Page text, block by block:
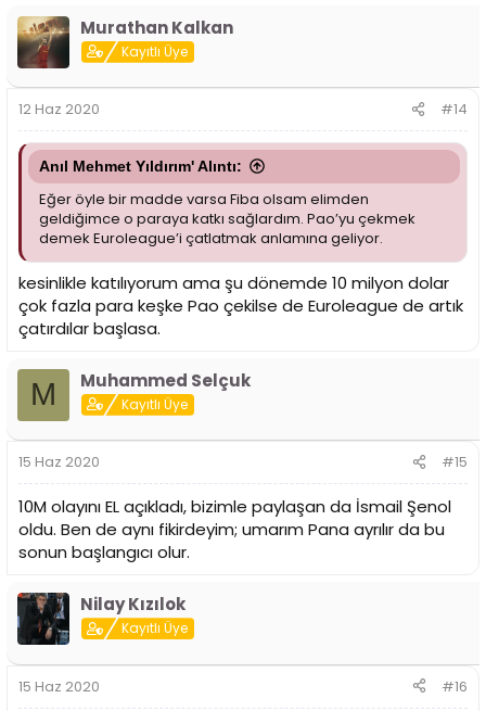
Murathan Kalkan
Kayıtlı Üye
12 Haz 2020 #14
Anıl Mehmet Yıldırım' Alıntı:
Eğer öyle bir madde varsa Fiba olsam elimden
geldiğimce o paraya katkı sağlardım. Pao’yu çekmek
demek Euroleague’i çatlatmak anlamına geliyor.
kesinlikle katılıyorum ama şu dönemde 10 milyon dolar
çok fazla para keşke Pao çekilse de Euroleague de artık
çatırdılar başlasa.
M Muhammed Selçuk
Kayıtlı Üye
15 Haz 2020 #15
10M olayını EL açıkladı, bizimle paylaşan da İsmail Şenol
oldu. Ben de aynı fikirdeyim; umarım Pana ayrılır da bu
sonun başlangıcı olur.
Nilay Kızılok
Kayıtlı Üye
15 Haz 2020 #16